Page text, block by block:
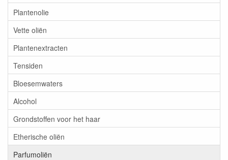
Plantenolie
Vette oliën
Plantenextracten
Tensiden
Bloesemwaters
Alcohol
Grondstoffen voor het haar
Etherische oliën
Parfumoliën